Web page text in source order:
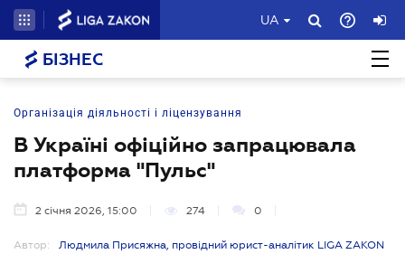
UA
БІЗНЕС
Організація діяльності і ліцензування
В Україні офіційно запрацювала
платформа "Пульс"
2 січня 2026, 15:00 274 0
Автор:
Людмила Присяжна, провідний юрист-аналітик LIGA ZAKON